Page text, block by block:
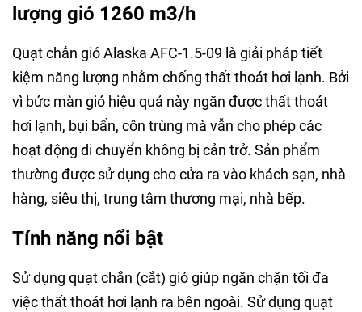
lượng gió 1260 m3/h
Quạt chắn gió Alaska AFC-1.5-09 là giải pháp tiết
kiệm năng lượng nhằm chống thất thoát hơi lạnh. Bởi
vì bức màn gió hiệu quả này ngăn được thất thoát
hơi lạnh, bụi bẩn, côn trùng mà vẫn cho phép các
hoạt động di chuyển không bị cản trở. Sản phẩm
thường được sử dụng cho cửa ra vào khách sạn, nhà
hàng, siêu thị, trung tâm thương mại, nhà bếp.
Tính năng nổi bật
Sử dụng quạt chắn (cắt) gió giúp ngăn chặn tối đa
việc thất thoát hơi lạnh ra bên ngoài. Sử dụng quạt